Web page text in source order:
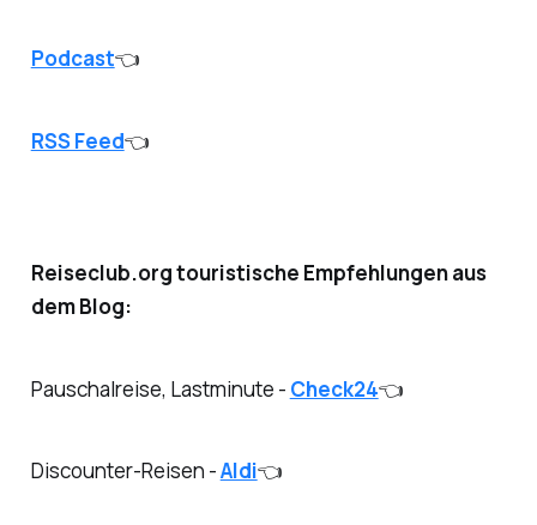
Podcast👈
RSS Feed👈
Reiseclub.org touristische Empfehlungen aus
dem Blog:
Pauschalreise, Lastminute - Check24👈
Discounter-Reisen -Aldi👈